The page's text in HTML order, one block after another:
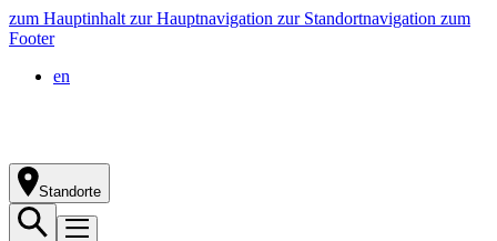
zum Hauptinhalt zur Hauptnavigation zur Standortnavigation zum
Footer
en
Standorte